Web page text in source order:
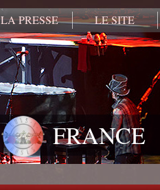
LA PRESSE LE SITE
FRANCE